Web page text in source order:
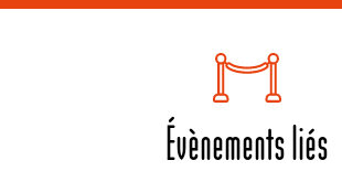
Évènements liés